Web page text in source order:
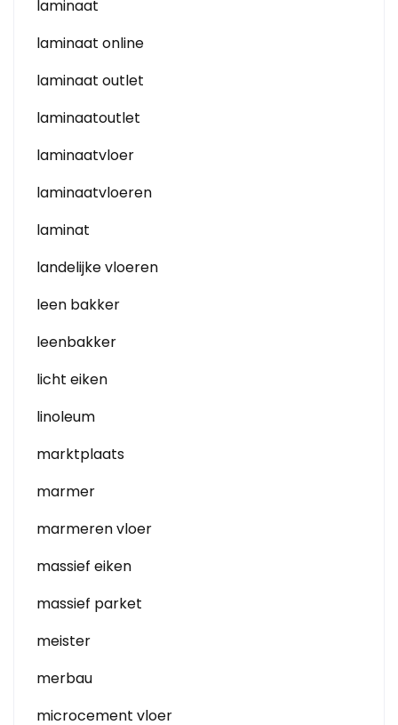
laminaat
laminaat online
laminaat outlet
laminaatoutlet
laminaatvloer
laminaatvloeren
laminat
landelijke vloeren
leen bakker
leenbakker
licht eiken
linoleum
marktplaats
marmer
marmeren vloer
massief eiken
massief parket
meister
merbau
microcement vloer